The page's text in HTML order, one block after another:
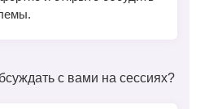
с вами на сессиях?